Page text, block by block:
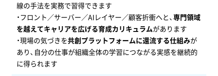
線の手法を実務で習得できます
・フロント／サーバー／AIレイヤー／顧客折衝へと、専門領域
を越えてキャリアを広げる育成カリキュラムがあります
・現場の気づきを共創プラットフォームに還流する仕組みが
あり、自分の仕事が組織全体の学習につながる実感を継続的
に得られます